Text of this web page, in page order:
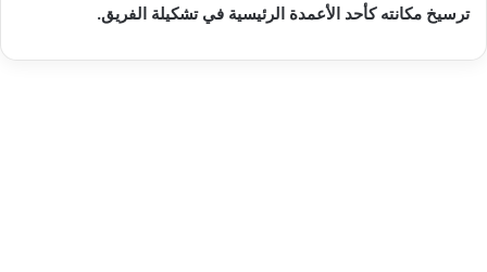
ترسيخ مكانته كأحد الأعمدة الرئيسية في تشكيلة الفريق.